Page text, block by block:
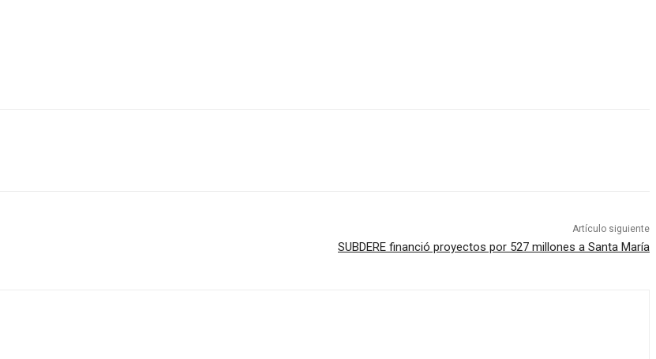
Artículo siguiente
SUBDERE financió proyectos por 527 millones a Santa María